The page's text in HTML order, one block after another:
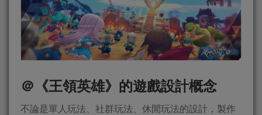
＠《王領英雄》的遊戲設計概念
不論是單人玩法、社群玩法、休閒玩法的設計，製作